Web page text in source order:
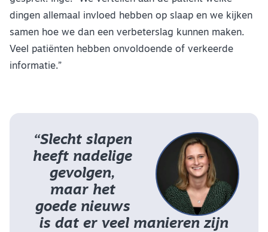
dingen allemaal invloed hebben op slaap en we kijken
samen hoe we dan een verbeterslag kunnen maken.
Veel patiënten hebben onvoldoende of verkeerde
informatie.”
“Slecht slapen
heeft nadelige
gevolgen,
maar het
goede nieuws
is dat er veel manieren zijn